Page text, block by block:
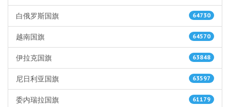
64730
白俄罗斯国旗
64570
越南国旗
63848
伊拉克国旗
63597
尼日利亚国旗
61179
委内瑞拉国旗